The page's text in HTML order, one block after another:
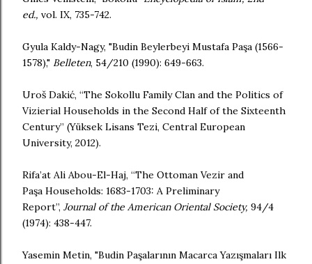
ed., vol. IX, 735-742.
Gyula Kaldy-Nagy, "Budin Beylerbeyi Mustafa Paşa (1566-
1578)," Belleten, 54/210 (1990): 649-663.
Uroš Dakić, “The Sokollu Family Clan and the Politics of
Vizierial Households in the Second Half of the Sixteenth
Century” (Yüksek Lisans Tezi, Central European
University, 2012).
Rifa’at Ali Abou-El-Haj, “The Ottoman Vezir and
Paşa Households: 1683-1703: A Preliminary
Report”, Journal of the American Oriental Society, 94/4
(1974): 438-447.
Yasemin Metin, "Budin Paşalarının Macarca Yazışmaları Ilk